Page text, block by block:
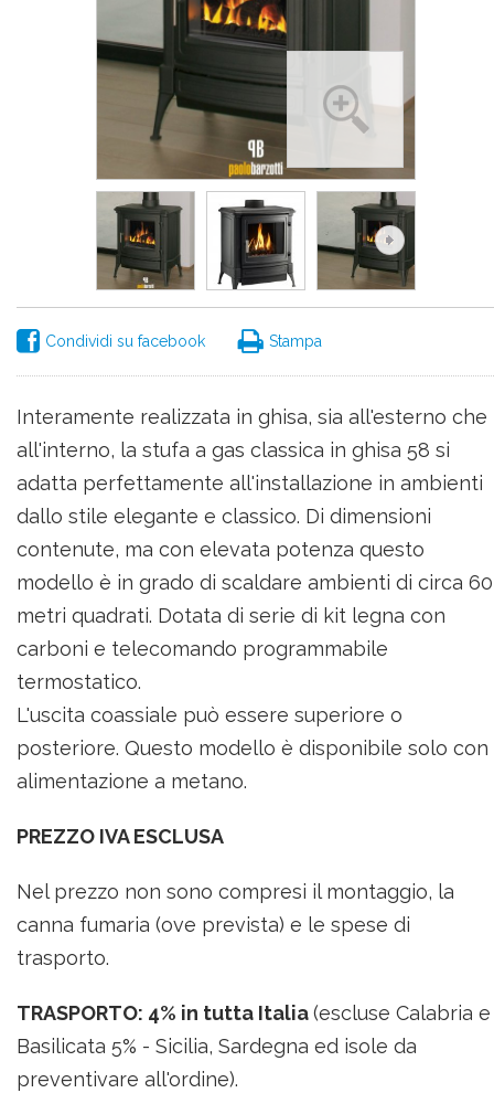
Condividi su facebook Stampa
Interamente realizzata in ghisa, sia all'esterno che
all'interno, la stufa a gas classica in ghisa 58 si
adatta perfettamente all'installazione in ambienti
dallo stile elegante e classico. Di dimensioni
contenute, ma con elevata potenza questo
modello è in grado di scaldare ambienti di circa 60
metri quadrati. Dotata di serie di kit legna con
carboni e telecomando programmabile
termostatico.
L'uscita coassiale può essere superiore o
posteriore. Questo modello è disponibile solo con
alimentazione a metano.
PREZZO IVA ESCLUSA
Nel prezzo non sono compresi il montaggio, la
canna fumaria (ove prevista) e le spese di
trasporto.
TRASPORTO: 4% in tutta Italia(escluse Calabria e
Basilicata 5% - Sicilia, Sardegna ed isole da
preventivare all'ordine).